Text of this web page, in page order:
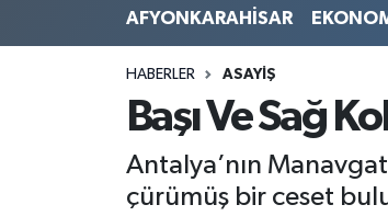
AFYONKARAHİSAR
HABERLER ASAYİŞ
Başı Ve Sağ
Antalya’nın
çürümüş bir ceset